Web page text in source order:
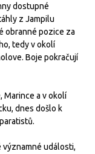
dostupné
z Jampilu
obranné pozice za
tedy v okolí
Boje pokračují
Marince a v okolí
dnes došlo k
významné události,